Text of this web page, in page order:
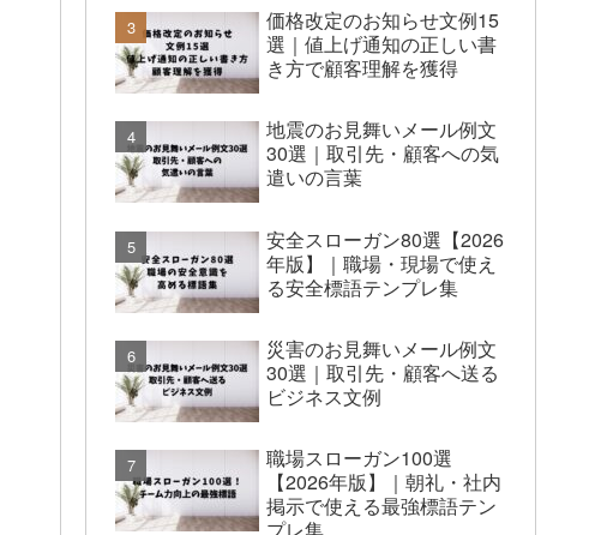
価格改定のお知らせ文例15
選｜値上げ通知の正しい書
き方で顧客理解を獲得
地震のお見舞いメール例文
30選｜取引先・顧客への気
遣いの言葉
安全スローガン80選【2026
年版】｜職場・現場で使え
る安全標語テンプレ集
災害のお見舞いメール例文
30選｜取引先・顧客へ送る
ビジネス文例
職場スローガン100選
【2026年版】｜朝礼・社内
掲示で使える最強標語テン